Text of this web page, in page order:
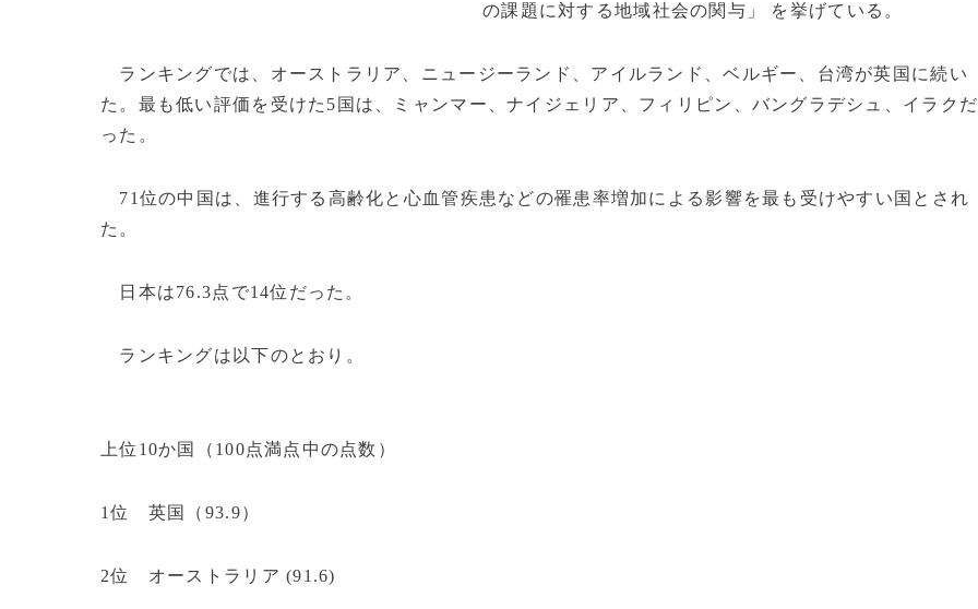
の課題に対する地域社会の関与」 を挙げている。
ランキングでは、オーストラリア、ニュージーランド、アイルランド、ベルギー、台湾が英国に続い
た。最も低い評価を受けた5国は、ミャンマー、ナイジェリア、フィリピン、バングラデシュ、イラクだ
った。
71位の中国は、進行する高齢化と心血管疾患などの罹患率増加による影響を最も受けやすい国とされ
た。
日本は76.3点で14位だった。
ランキングは以下のとおり。
上位10か国（100点満点中の点数）
1位 英国（93.9）
2位 オーストラリア (91.6)